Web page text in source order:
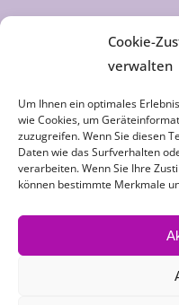
Cookie-
verwalten
Um Ihnen ein optimales
wie Cookies, um
zuzugreifen. Wenn Sie diesen
Daten wie das Surfverhalten
verarbeiten. Wenn Sie Ihre
können bestimmte Merkmale
Öffnungszeiten
Montag – Donnerstag
Freitag
Samstag